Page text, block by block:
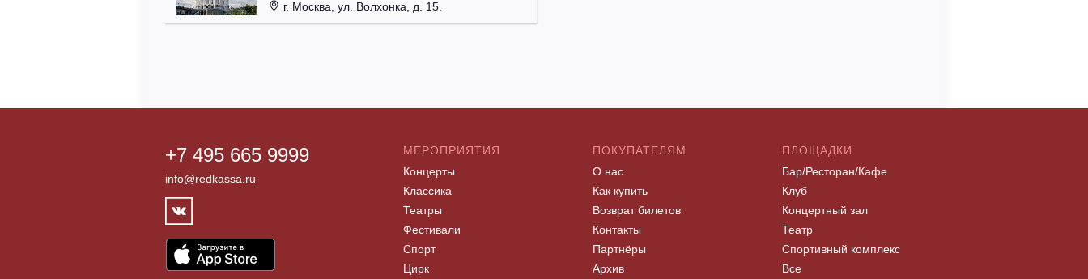
г. Москва, ул. Волхонка, д. 15.
+7 495 665 9999
info@redkassa.ru
МЕРОПРИЯТИЯ
Концерты
Классика
Театры
Фестивали
Спорт
Цирк
ПОКУПАТЕЛЯМ
О нас
Как купить
Возврат билетов
Контакты
Партнёры
Архив
ПЛОЩАДКИ
Бар/Ресторан/Кафе
Клуб
Концертный зал
Театр
Спортивный комплекс
Все